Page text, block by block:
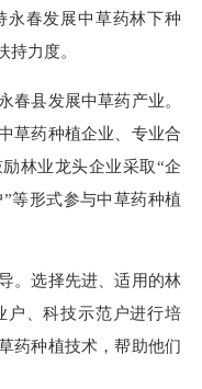
春发展中草药林下种
力度。
县发展中草药产业。
草药种植企业、专业合
林业龙头企业采取“企
等形式参与中草药种植
选择先进、适用的林
户、科技示范户进行培
药种植技术，帮助他们